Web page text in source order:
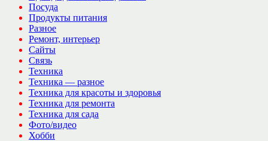
Посуда
Продукты питания
Разное
Ремонт, интерьер
Сайты
Связь
Техника
Техника — разное
Техника для красоты и здоровья
Техника для ремонта
Техника для сада
Фото/видео
Хобби